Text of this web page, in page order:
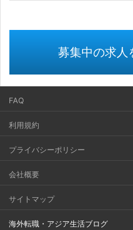
募集中の求人
FAQ
利用規約
プライバシーポリシー
会社概要
サイトマップ
海外転職・アジア生活ブログ